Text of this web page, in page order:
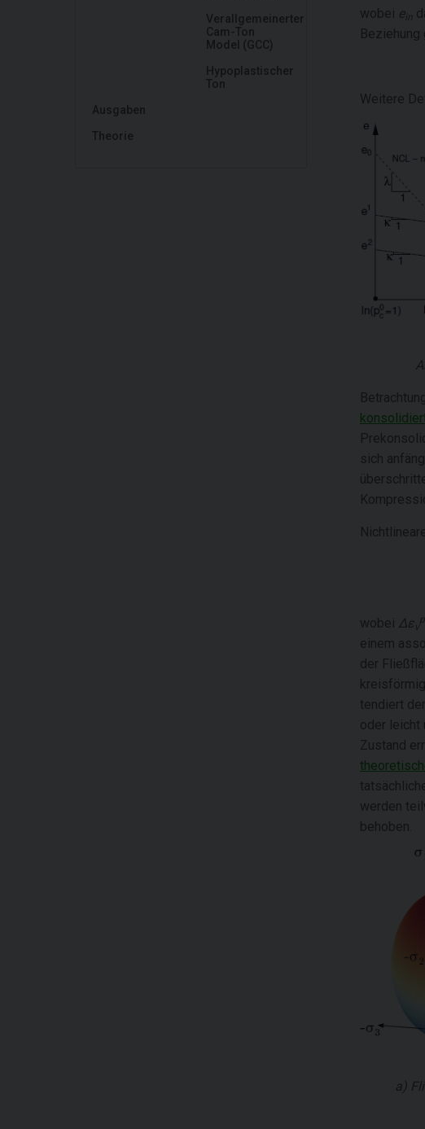
Verallgemeinerter
Cam-Ton
Model (GCC)
Hypoplastischer
Ton
Ausgaben
Theorie
wobei ein
Beziehung
Weitere
sich
wobei Δε v
einem
der
tendiert
oder leicht
Zustand
werden
behoben.
a)